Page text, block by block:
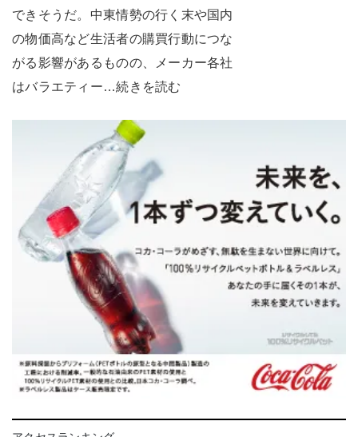
できそうだ。中東情勢の行く末や国内
の物価高など生活者の購買行動につな
がる影響があるものの、メーカー各社
はバラエティー…続きを読む